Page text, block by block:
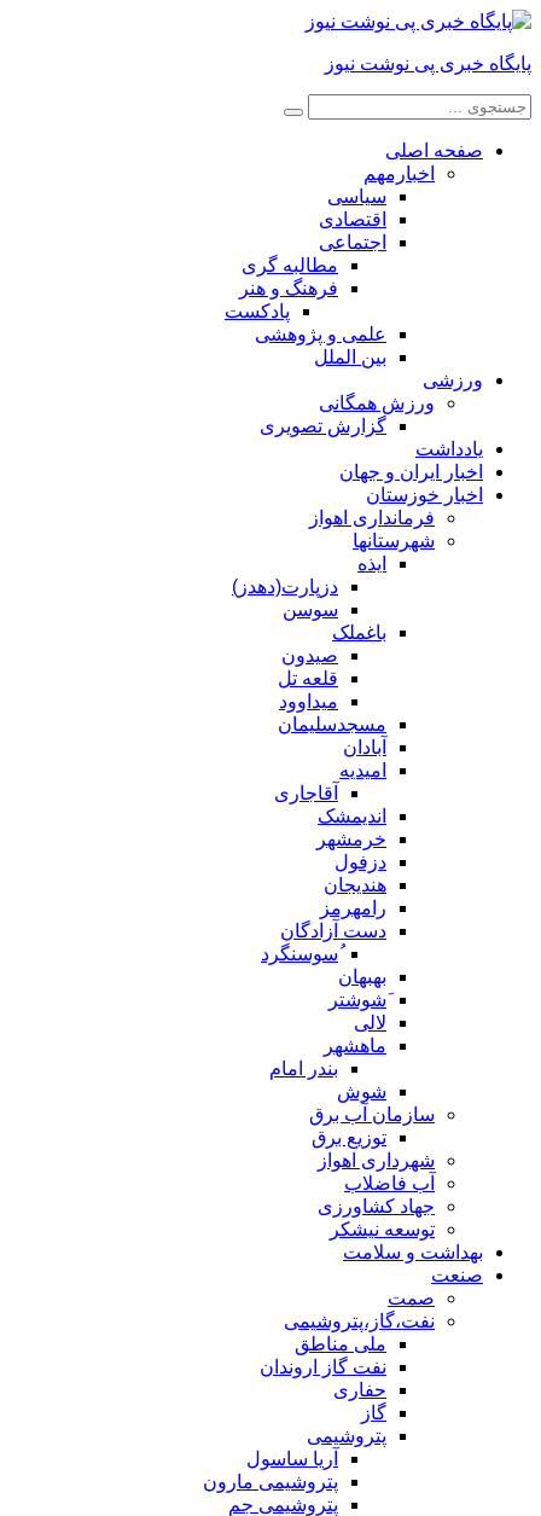
خبری پی نوشت نیوز
صفحه اصلی
اخبارمهم
سیاسی
اقتصادی
اجتماعی
مطالبه گری
فرهنگ و هنر
پادکست
علمی و پژوهشی
بین الملل
ورزشی
ورزش همگانی
گزارش تصویری
یادداشت
اخبار ایران و جهان
اخبار خوزستان
فرمانداری اهواز
شهرستانها
دزپارت(دهدز)
سوسن
باغملک
صیدون
قلعه تل
میداوود
مسجدسلیمان
آبادان
امیدیه
آقاجاری
اندیمشک
خرمشهر
دزفول
هندیجان
رامهرمز
دست آزادگان
ُسوسنگرد
بهبهان
َشوشتر
ماهشهر
بندر امام
شوش
سازمان آب برق
توزیع برق
شهرداری اهواز
آب فاضلاب
جهاد کشاورزی
توسعه نیشکر
بهداشت و سلامت
صنعت
صمت
نفت،گاز،پتروشیمی
ملی مناطق
نفت گاز اروندان
حفاری
پتروشیمی
آریا ساسول
پتروشیمی مارون
پتروشیمی جم